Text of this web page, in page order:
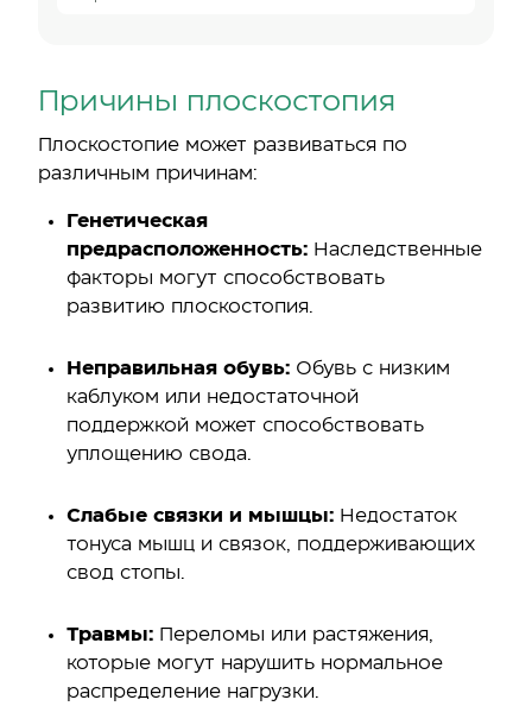
Причины плоскостопия
Плоскостопие может развиваться по
различным причинам:
Генетическая
предрасположенность: Наследственные
факторы могут способствовать
развитию плоскостопия.
Неправильная обувь: Обувь с низким
каблуком или недостаточной
поддержкой может способствовать
уплощению свода.
Слабые связки и мышцы: Недостаток
тонуса мышц и связок, поддерживающих
свод стопы.
Травмы: Переломы или растяжения,
которые могут нарушить нормальное
распределение нагрузки.